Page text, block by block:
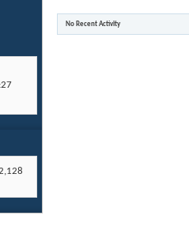
No Recent Activity